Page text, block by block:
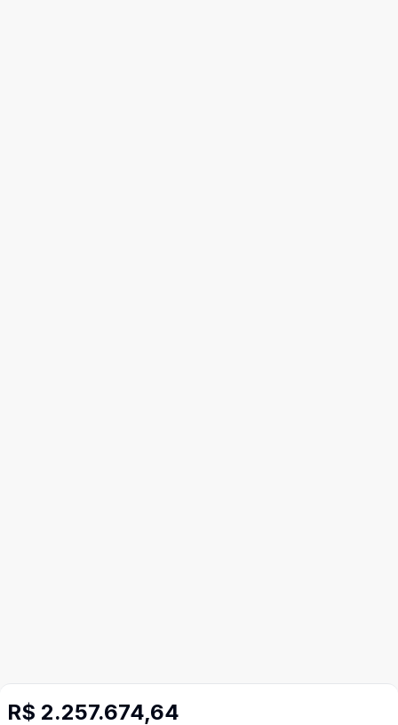
R$ 2.257.674,64